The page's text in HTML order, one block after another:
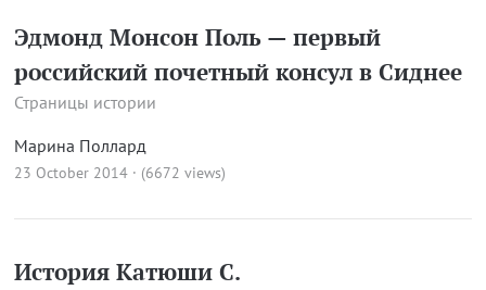
Эдмонд Монсон Поль — первый
российский почетный консул в Сиднее
Страницы истории
Марина Поллард
23 October 2014 · (6672 views)
История Катюши С.